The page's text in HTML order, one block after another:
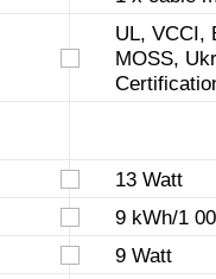
UL, VCCI,
MOSS,
13 Watt
9 kWh/1
9 Watt